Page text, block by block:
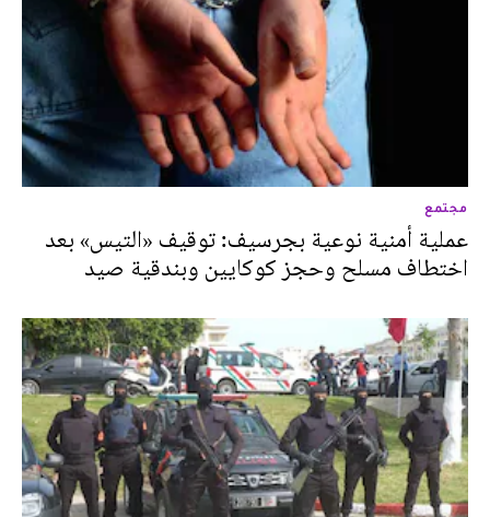
مجتمع
عملية أمنية نوعية بجرسيف: توقيف «التيس» بعد
اختطاف مسلح وحجز كوكايين وبندقية صيد